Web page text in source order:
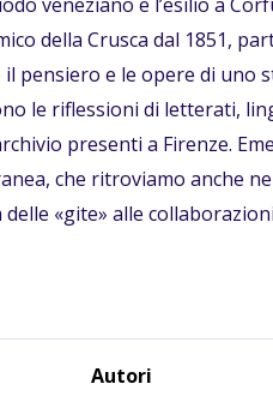
della Crusca dal 1851,
pensiero e le opere di uno
le riflessioni di letterati,
presenti a Firenze.
che ritroviamo anche
«gite» alle
Autori